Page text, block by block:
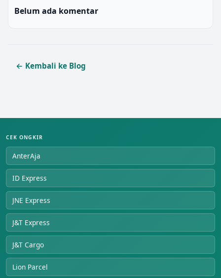
Belum ada komentar
← Kembali ke Blog
CEK ONGKIR
AnterAja
ID Express
JNE Express
J&T Express
J&T Cargo
Lion Parcel